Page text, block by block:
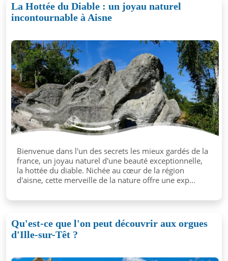
La Hottée du Diable : un joyau naturel
incontournable à Aisne
Bienvenue dans l'un des secrets les mieux gardés de la
france, un joyau naturel d'une beauté exceptionnelle,
la hottée du diable. Nichée au cœur de la région
d'aisne, cette merveille de la nature offre une exp...
Qu'est-ce que l'on peut découvrir aux orgues
d'Ille-sur-Têt ?